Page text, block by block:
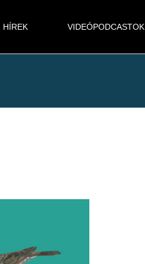
HÍREK VIDEÓPODCASTOK